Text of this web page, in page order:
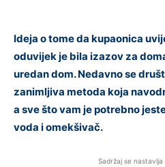
Ideja o tome da kupaonica
oduvijek je bila izazov za
uredan dom. Nedavno se
zanimljiva metoda koja
a sve što vam je potrebno
voda i omekšivač.
Sadržaj se nastavlja